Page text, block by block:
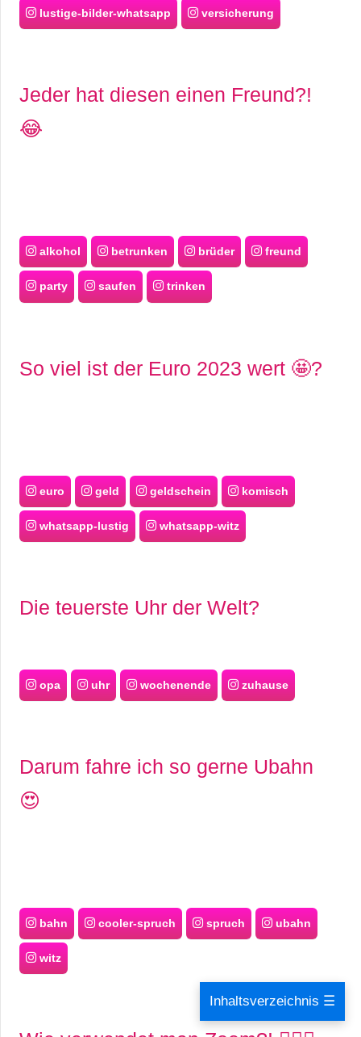
lustige-bilder-whatsapp versicherung
Jeder hat diesen einen Freund?!
😂
alkohol betrunken brüder freund
party saufen trinken
So viel ist der Euro 2023 wert 🤩?
euro geld geldschein komisch
whatsapp-lustig whatsapp-witz
Die teuerste Uhr der Welt?
opa uhr wochenende zuhause
Darum fahre ich so gerne Ubahn
😍
bahn cooler-spruch spruch ubahn
witz
Inhaltsverzeichnis ☰